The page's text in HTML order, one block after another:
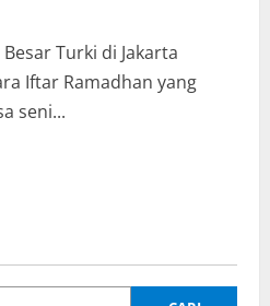
Turki di Jakarta
Iftar Ramadhan yang
seni...